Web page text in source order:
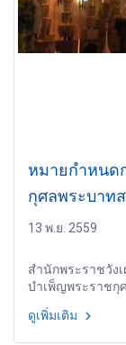
หมายกำหนด
กุศลพระบาท
13 พ.ย. 2559
สำนักพระราชวัง
บำเพ็ญพระราชกุ
ราช บรมนาถบพิ
ดูเพิ่มเติม